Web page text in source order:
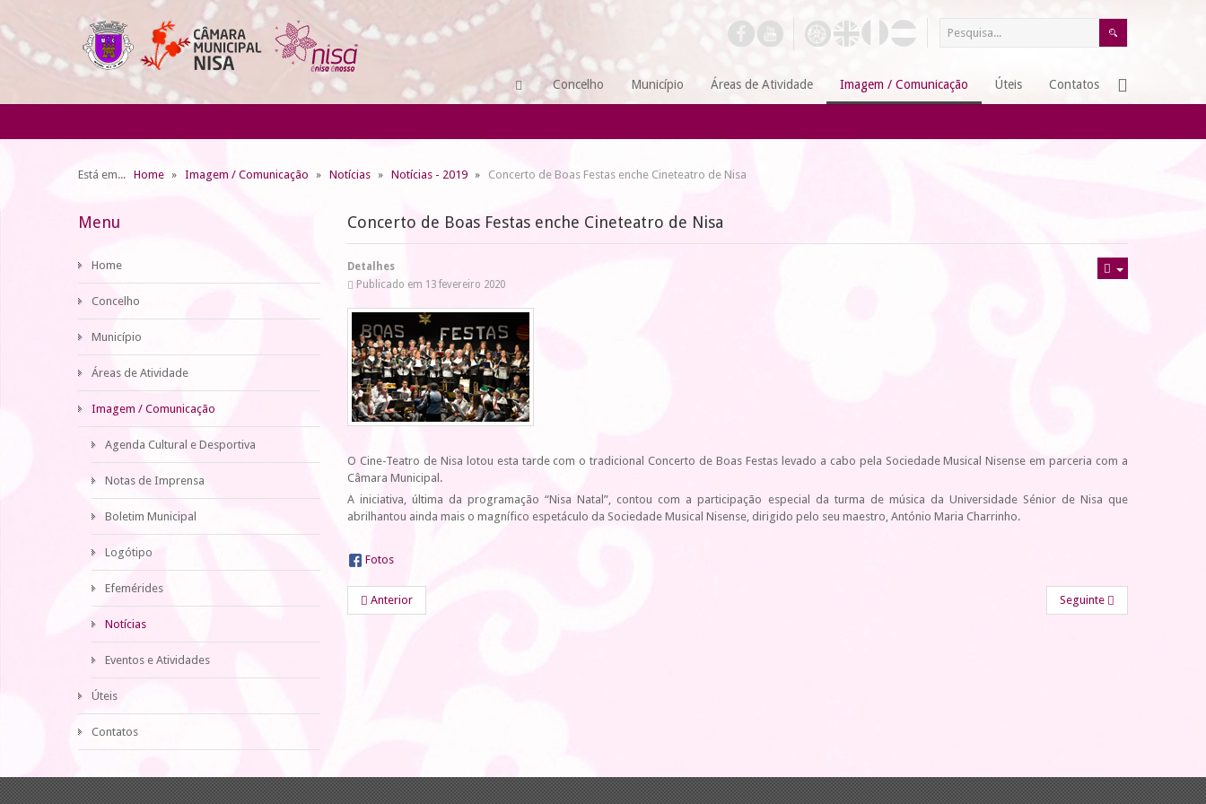
Concelho Município Áreas de Atividade Imagem / Comunicação Úteis Contatos
Está em... Home Imagem / Comunicação Notícias Notícias - 2019 Concerto de Boas Festas enche Cineteatro de Nisa
Concerto de Boas Festas enche Cineteatro de Nisa
Detalhes
Publicado em 13 fevereiro 2020
O Cine-Teatro de Nisa lotou esta tarde com o tradicional Concerto de Boas Festas levado a cabo pela Sociedade Musical Nisense em parceria com a
Câmara Municipal.
A iniciativa, última da programação “Nisa Natal”, contou com a participação especial da turma de música da Universidade Sénior de Nisa que
abrilhantou ainda mais o magnífico espetáculo da Sociedade Musical Nisense, dirigido pelo seu maestro, António Maria Charrinho.
Fotos
Anterior Seguinte
Menu
Home
Concelho
Município
Áreas de Atividade
Imagem / Comunicação
Agenda Cultural e Desportiva
Notas de Imprensa
Boletim Municipal
Logótipo
Efemérides
Notícias
Eventos e Atividades
Úteis
Contatos